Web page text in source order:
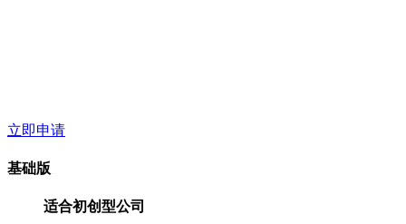
立即申请
基础版
适合初创型公司